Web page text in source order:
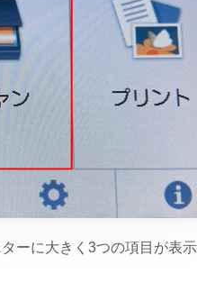
ーに大きく3つの項目が表